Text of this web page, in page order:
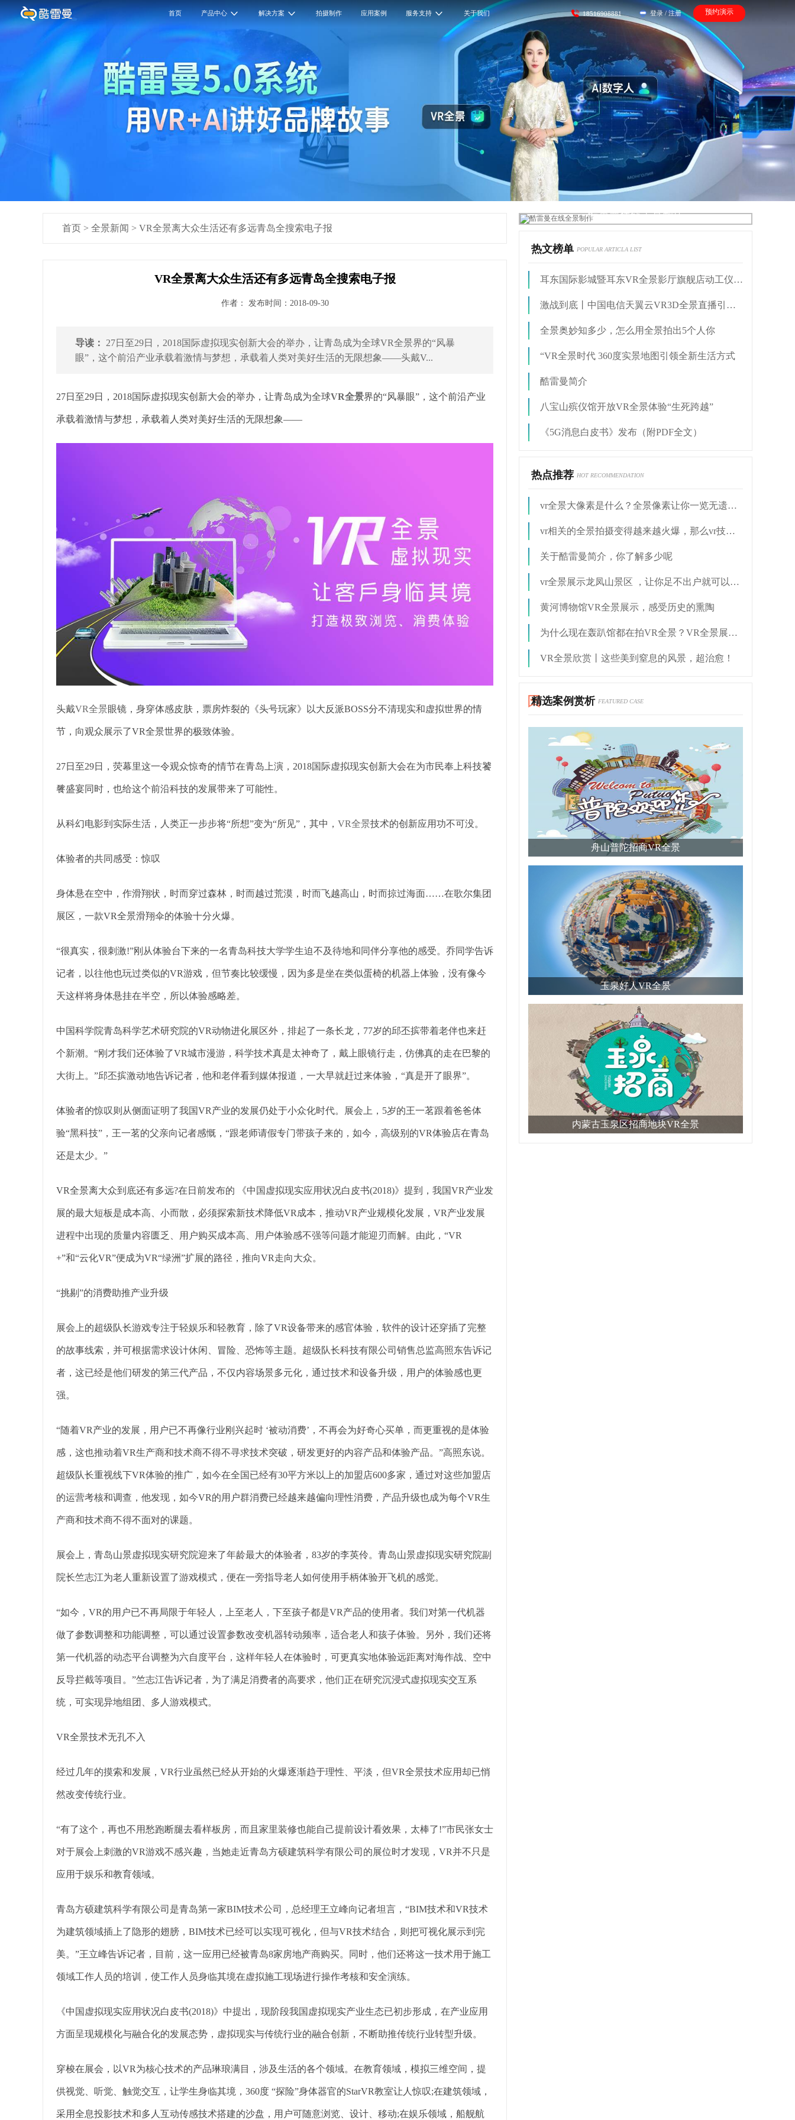
首页 产品中心 解决方案 拍摄制作 应用案例 服务支持 关于我们 18516908881 登录 / 注册 预约演示
首页 > 全景新闻 > VR全景离大众生活还有多远青岛全搜索电子报
VR全景离大众生活还有多远青岛全搜索电子报
作者： 发布时间：2018-09-30
导读：
27日至29日，2018国际虚拟现实创新大会的举办，让青岛成为全球VR全景界的“风暴
眼”，这个前沿产业承载着激情与梦想，承载着人类对美好生活的无限想象——头戴V...
27日至29日，2018国际虚拟现实创新大会的举办，让青岛成为全球VR全景界的“风暴眼”，这个前沿产业
承载着激情与梦想，承载着人类对美好生活的无限想象——
头戴VR全景眼镜，身穿体感皮肤，票房炸裂的《头号玩家》以大反派BOSS分不清现实和虚拟世界的情
节，向观众展示了VR全景世界的极致体验。
27日至29日，荧幕里这一令观众惊奇的情节在青岛上演，2018国际虚拟现实创新大会在为市民奉上科技饕
餮盛宴同时，也给这个前沿科技的发展带来了可能性。
从科幻电影到实际生活，人类正一步步将“所想”变为“所见”，其中， VR全景技术的创新应用功不可没。
体验者的共同感受：惊叹
身体悬在空中，作滑翔状，时而穿过森林，时而越过荒漠，时而飞越高山，时而掠过海面……在歌尔集团
展区，一款VR全景滑翔伞的体验十分火爆。
“很真实，很刺激!”刚从体验台下来的一名青岛科技大学学生迫不及待地和同伴分享他的感受。乔同学告诉
记者，以往他也玩过类似的VR游戏，但节奏比较缓慢，因为多是坐在类似蛋椅的机器上体验，没有像今
天这样将身体悬挂在半空，所以体验感略差。
中国科学院青岛科学艺术研究院的VR动物进化展区外，排起了一条长龙，77岁的邱丕摈带着老伴也来赶
个新潮。“刚才我们还体验了VR城市漫游，科学技术真是太神奇了，戴上眼镜行走，仿佛真的走在巴黎的
大街上。”邱丕摈激动地告诉记者，他和老伴看到媒体报道，一大早就赶过来体验，“真是开了眼界”。
体验者的惊叹则从侧面证明了我国VR产业的发展仍处于小众化时代。展会上，5岁的王一茗跟着爸爸体
验“黑科技”，王一茗的父亲向记者感慨，“跟老师请假专门带孩子来的，如今，高级别的VR体验店在青岛
还是太少。”
VR全景离大众到底还有多远?在日前发布的 《中国虚拟现实应用状况白皮书(2018)》提到，我国VR产业发
展的最大短板是成本高、小而散，必须探索新技术降低VR成本，推动VR产业规模化发展，VR产业发展
进程中出现的质量内容匮乏、用户购买成本高、用户体验感不强等问题才能迎刃而解。由此，“VR
+”和“云化VR”便成为VR“绿洲”扩展的路径，推向VR走向大众。
“挑剔”的消费助推产业升级
展会上的超级队长游戏专注于轻娱乐和轻教育，除了VR设备带来的感官体验，软件的设计还穿插了完整
的故事线索，并可根据需求设计休闲、冒险、恐怖等主题。超级队长科技有限公司销售总监高照东告诉记
者，这已经是他们研发的第三代产品，不仅内容场景多元化，通过技术和设备升级，用户的体验感也更
强。
“随着VR产业的发展，用户已不再像行业刚兴起时 ‘被动消费’，不再会为好奇心买单，而更重视的是体验
感，这也推动着VR生产商和技术商不得不寻求技术突破，研发更好的内容产品和体验产品。”高照东说。
超级队长重视线下VR体验的推广，如今在全国已经有30平方米以上的加盟店600多家，通过对这些加盟店
的运营考核和调查，他发现，如今VR的用户群消费已经越来越偏向理性消费，产品升级也成为每个VR生
产商和技术商不得不面对的课题。
展会上，青岛山景虚拟现实研究院迎来了年龄最大的体验者，83岁的李英伶。青岛山景虚拟现实研究院副
院长竺志江为老人重新设置了游戏模式，便在一旁指导老人如何使用手柄体验开飞机的感觉。
“如今，VR的用户已不再局限于年轻人，上至老人，下至孩子都是VR产品的使用者。我们对第一代机器
做了参数调整和功能调整，可以通过设置参数改变机器转动频率，适合老人和孩子体验。另外，我们还将
第一代机器的动态平台调整为六自度平台，这样年轻人在体验时，可更真实地体验远距离对海作战、空中
反导拦截等项目。”竺志江告诉记者，为了满足消费者的高要求，他们正在研究沉浸式虚拟现实交互系
统，可实现异地组团、多人游戏模式。
VR全景技术无孔不入
经过几年的摸索和发展，VR行业虽然已经从开始的火爆逐渐趋于理性、平淡，但VR全景技术应用却已悄
然改变传统行业。
“有了这个，再也不用愁跑断腿去看样板房，而且家里装修也能自己提前设计看效果，太棒了!”市民张女士
对于展会上刺激的VR游戏不感兴趣，当她走近青岛方硕建筑科学有限公司的展位时才发现，VR并不只是
应用于娱乐和教育领域。
青岛方硕建筑科学有限公司是青岛第一家BIM技术公司，总经理王立峰向记者坦言，“BIM技术和VR技术
为建筑领域插上了隐形的翅膀，BIM技术已经可以实现可视化，但与VR技术结合，则把可视化展示到完
美。”王立峰告诉记者，目前，这一应用已经被青岛8家房地产商购买。同时，他们还将这一技术用于施工
领域工作人员的培训，使工作人员身临其境在虚拟施工现场进行操作考核和安全演练。
《中国虚拟现实应用状况白皮书(2018)》中提出，现阶段我国虚拟现实产业生态已初步形成，在产业应用
方面呈现规模化与融合化的发展态势，虚拟现实与传统行业的融合创新，不断助推传统行业转型升级。
穿梭在展会，以VR为核心技术的产品琳琅满目，涉及生活的各个领域。在教育领域，模拟三维空间，提
供视觉、听觉、触觉交互，让学生身临其境，360度 “探险”身体器官的StarVR教室让人惊叹;在建筑领域，
采用全息投影技术和多人互动传感技术搭建的沙盘，用户可随意浏览、设计、移动;在娱乐领域，船舰航
酷雷曼在线全景制作
热文榜单 POPULAR ARTICLA LIST
耳东国际影城暨耳东VR全景影厅旗舰店动工仪式盛大举行
激战到底丨中国电信天翼云VR3D全景直播引燃拳击热火
全景奥妙知多少，怎么用全景拍出5个人你
“VR全景时代 360度实景地图引领全新生活方式
酷雷曼简介
八宝山殡仪馆开放VR全景体验“生死跨越”
《5G消息白皮书》发布（附PDF全文）
热点推荐 HOT RECOMMENDATION
vr全景大像素是什么？全景像素让你一览无遗欣赏美景
vr相关的全景拍摄变得越来越火爆，那么vr技术呢？
关于酷雷曼简介，你了解多少呢
vr全景展示龙凤山景区 ，让你足不出户就可以欣赏这样的风景
黄河博物馆VR全景展示，感受历史的熏陶
为什么现在轰趴馆都在拍VR全景？VR全景展示有什么好处
VR全景欣赏丨这些美到窒息的风景，超治愈！
精选案例赏析 FEATURED CASE
舟山普陀招商VR全景
玉泉好人VR全景
内蒙古玉泉区招商地块VR全景